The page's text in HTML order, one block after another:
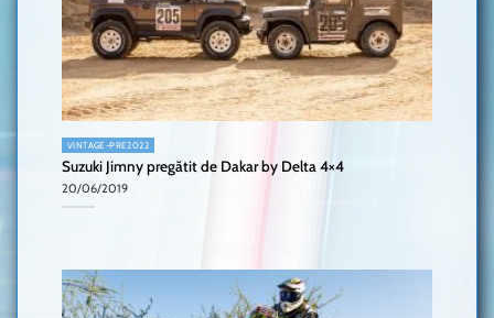
VINTAGE-PRE2022
Suzuki Jimny pregătit de Dakar by Delta 4×4
20/06/2019